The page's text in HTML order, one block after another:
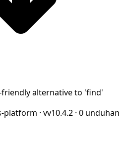
alternative to 'find'
platform · vv10.4.2 · 0 unduhan